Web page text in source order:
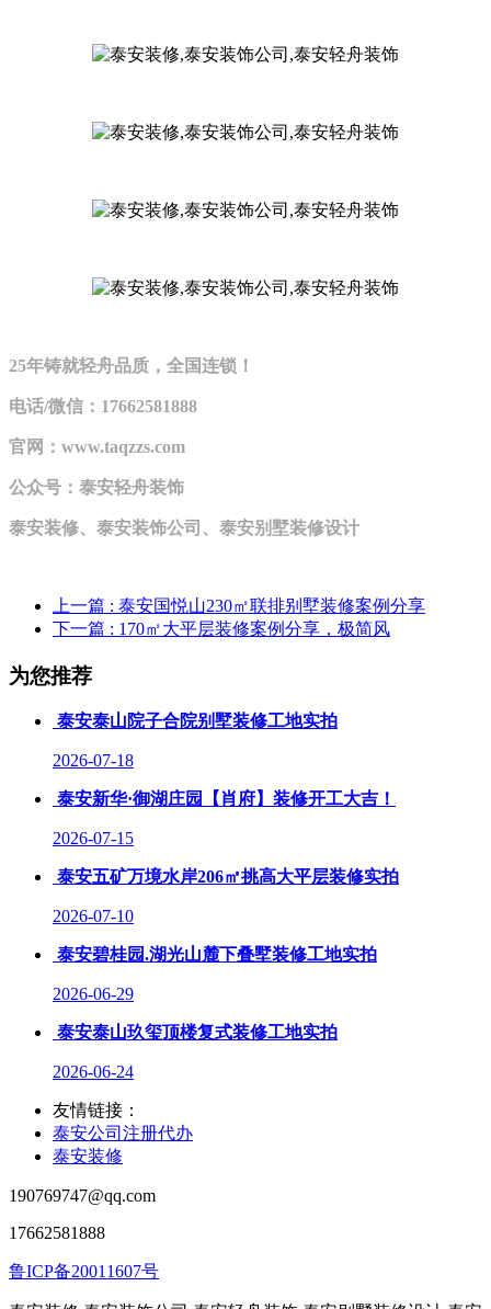
25年铸就轻舟品质，全国连锁！
电话/微信：17662581888
官网：www.taqzzs.com
公众号：泰安轻舟装饰
泰安装修、泰安装饰公司、泰安别墅装修设计
上一篇 : 泰安国悦山230㎡联排别墅装修案例分享
下一篇 : 170㎡大平层装修案例分享，极简风
为您推荐
泰安泰山院子合院别墅装修工地实拍
2026-07-18
泰安新华·御湖庄园【肖府】装修开工大吉！
2026-07-15
泰安五矿万境水岸206㎡挑高大平层装修实拍
2026-07-10
泰安碧桂园.湖光山麓下叠墅装修工地实拍
2026-06-29
泰安泰山玖玺顶楼复式装修工地实拍
2026-06-24
友情链接：
泰安公司注册代办
泰安装修
190769747@qq.com
17662581888
鲁ICP备20011607号